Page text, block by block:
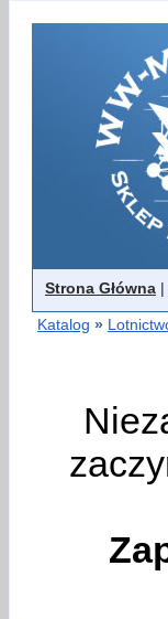
Strona Główna |
Katalog »